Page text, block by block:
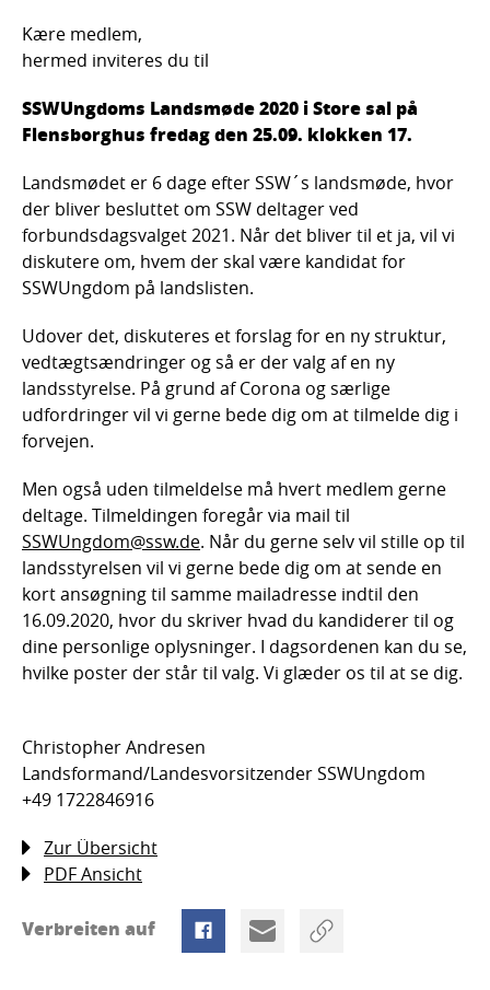
Kære medlem,
hermed inviteres du til
SSWUngdoms Landsmøde 2020 i Store sal på
Flensborghus fredag den 25.09. klokken 17.
Landsmødet er 6 dage efter SSW´s landsmøde, hvor
der bliver besluttet om SSW deltager ved
forbundsdagsvalget 2021. Når det bliver til et ja, vil vi
diskutere om, hvem der skal være kandidat for
SSWUngdom på landslisten.
Udover det, diskuteres et forslag for en ny struktur,
vedtægtsændringer og så er der valg af en ny
landsstyrelse. På grund af Corona og særlige
udfordringer vil vi gerne bede dig om at tilmelde dig i
forvejen.
Men også uden tilmeldelse må hvert medlem gerne
deltage. Tilmeldingen foregår via mail til
SSWUngdom@ssw.de. Når du gerne selv vil stille op til
landsstyrelsen vil vi gerne bede dig om at sende en
kort ansøgning til samme mailadresse indtil den
16.09.2020, hvor du skriver hvad du kandiderer til og
dine personlige oplysninger. I dagsordenen kan du se,
hvilke poster der står til valg. Vi glæder os til at se dig.
Christopher Andresen
Landsformand/Landesvorsitzender SSWUngdom
+49 1722846916
Zur Übersicht
PDF Ansicht
Verbreiten auf